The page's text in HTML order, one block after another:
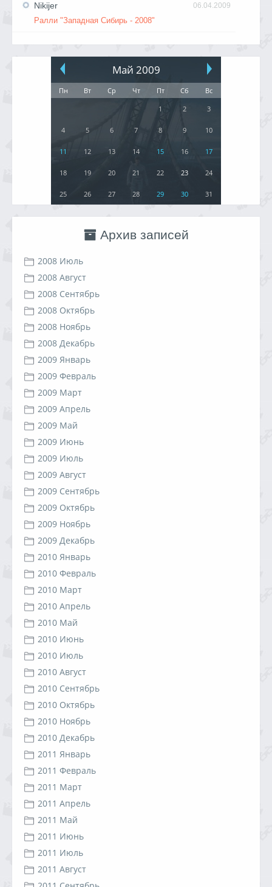
06.04.2009
Nikijer
Ралли "Западная Сибирь - 2008"
Май 2009
Пн Вт Ср Чт Пт Сб
Вс
1
2 3
4 5 6 7 8 9 10
11 12 13 14 15 16 17
18 19 20 21 22 23 24
25 26 27 28 29 30 31
Архив записей
2008 Июль
2008 Август
2008 Сентябрь
2008 Октябрь
2008 Ноябрь
2008 Декабрь
2009 Январь
2009 Февраль
2009 Март
2009 Апрель
2009 Май
2009 Июнь
2009 Июль
2009 Август
2009 Сентябрь
2009 Октябрь
2009 Ноябрь
2009 Декабрь
2010 Январь
2010 Февраль
2010 Март
2010 Апрель
2010 Май
2010 Июнь
2010 Июль
2010 Август
2010 Сентябрь
2010 Октябрь
2010 Ноябрь
2010 Декабрь
2011 Январь
2011 Февраль
2011 Март
2011 Апрель
2011 Май
2011 Июнь
2011 Июль
2011 Август